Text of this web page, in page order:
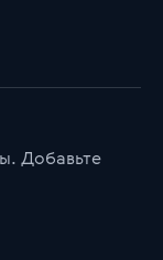
Добавьте